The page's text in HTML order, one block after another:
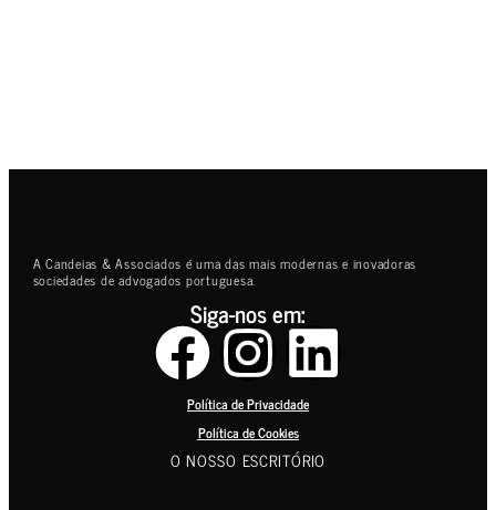
A Candeias & Associados é uma das mais modernas e inovadoras
sociedades de advogados portuguesa.
Siga-nos em:
Política de Privacidade
Política de Cookies
O NOSSO ESCRITÓRIO